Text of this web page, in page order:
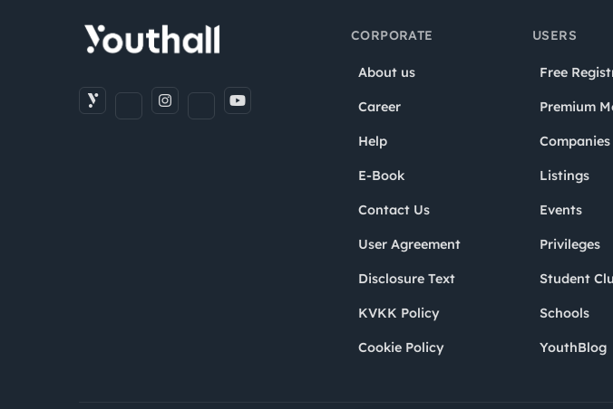
CORPORATE
About us
Career
Help
E-Book
Contact Us
User Agreement
Disclosure Text
KVKK Policy
Cookie Policy
USERS
Free
Premium
Companies
Listings
Events
Privileges
Student
Schools
YouthBlog